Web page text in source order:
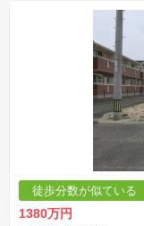
徒歩分数が似ている
1380万円